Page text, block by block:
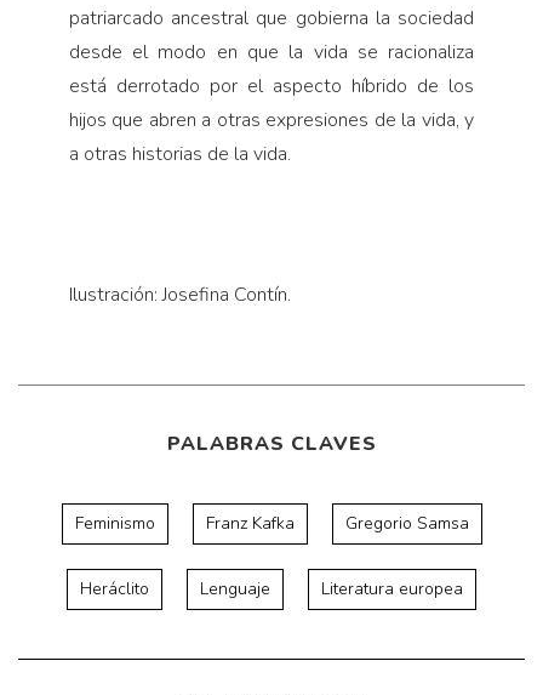
patriarcado ancestral que gobierna la sociedad
desde el modo en que la vida se racionaliza
está derrotado por el aspecto híbrido de los
hijos que abren a otras expresiones de la vida, y
a otras historias de la vida.
Ilustración: Josefina Contín.
PALABRAS CLAVES
Feminismo Franz Kafka Gregorio Samsa
Heráclito Lenguaje Literatura europea